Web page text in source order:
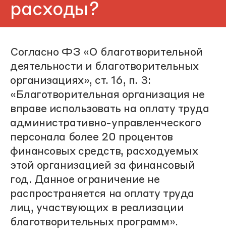
расходы?
Согласно ФЗ «О благотворительной
деятельности и благотворительных
организациях», ст. 16, п. 3:
«Благотворительная организация не
вправе использовать на оплату труда
административно-управленческого
персонала более 20 процентов
финансовых средств, расходуемых
этой организацией за финансовый
год. Данное ограничение не
распространяется на оплату труда
лиц, участвующих в реализации
благотворительных программ».